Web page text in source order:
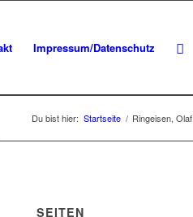
Impressum/Datenschutz
Du bist hier: Startseite / Ringeisen, Olaf
SEITEN